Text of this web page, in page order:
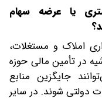
یا عرضه سهام
املاک و مستغلات،
در تأمین مالی حوزه
جایگزین منابع
دولتی شوند. در سایر